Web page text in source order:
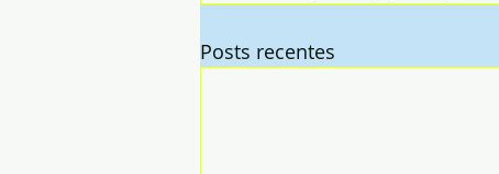
Posts recentes